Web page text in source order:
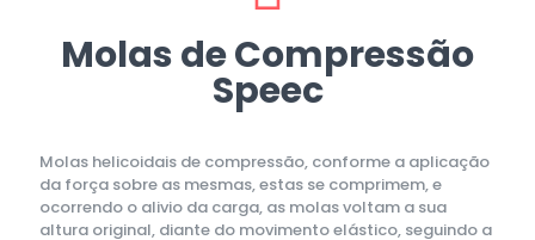
Molas de Compressão
Speec
Molas helicoidais de compressão, conforme a aplicação
da força sobre as mesmas, estas se comprimem, e
ocorrendo o alivio da carga, as molas voltam a sua
altura original, diante do movimento elástico, seguindo a